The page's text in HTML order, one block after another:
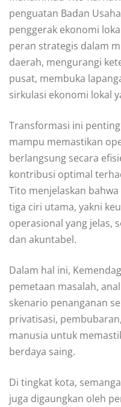
penguatan Badan
penggerak ekonomi
peran strategis dalam
daerah, mengurangi
pusat, membuka
sirkulasi ekonomi lokal
Transformasi ini
mampu memastikan
berlangsung secara
kontribusi optimal
Tito menjelaskan
tiga ciri utama, yakni
operasional yang jelas,
dan akuntabel.
Dalam hal ini,
pemetaan masalah,
skenario penanganan
privatisasi,
manusia untuk
berdaya saing.
Di tingkat kota,
juga digaungkan oleh